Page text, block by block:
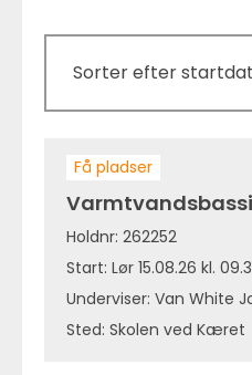
Sorter efter
Få pladser
Holdnr: 262252
Start: Lør 15.08.26 kl.
Underviser: Van White
Sted: Skolen ved Kæret